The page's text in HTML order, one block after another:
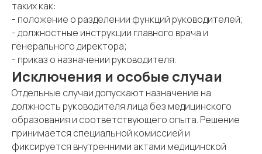
таких как:
- положение о разделении функций руководителей;
- должностные инструкции главного врача и
генерального директора;
- приказ о назначении руководителя.
Исключения и особые случаи
Отдельные случаи допускают назначение на
должность руководителя лица без медицинского
образования и соответствующего опыта. Решение
принимается специальной комиссией и
фиксируется внутренними актами медицинской